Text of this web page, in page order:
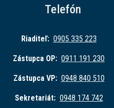
Telefón
Riaditeľ: 0905 335 223
Zástupca OP: 0911 191 230
Zástupca VP: 0948 840 510
Sekretariát: 0948 174 742